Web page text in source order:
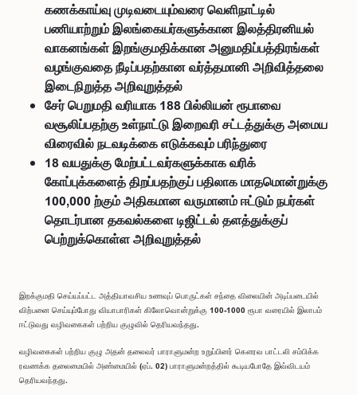
கணக்காய்வு முடிவடையும்வரை வெளிநாட்டில்
பணியாற்றும் இலங்கையர்களுக்கான இலத்திரனியல்
வாகனங்கள் இறங்குமதிக்கான அனுமதிப்பத்திரங்கள்
வழங்குவதை நீடிப்பதற்கான வர்த்தமானி அறிவித்தலை
இடைநிறுத்த அறிவுறுத்தல்
சேர் பெறுமதி வரியாக 188 பில்லியன் ரூபாவை
வசூலிப்பதற்கு உள்நாட்டு இறைவரி சட்டத்துக்கு அமைய
விரைவில் நடவடிக்கை எடுக்கவும் பரிந்துரை
18 வயதுக்கு மேற்பட்டவர்களுக்காக வரிக்
கோப்புக்களைத் திறப்பதற்குப் பதிலாக மாதமொன்றுக்கு
100,000 ற்கும் அதிகமான வருமானம் ஈட்டும் நபர்கள்
தொடர்பான தகவல்களை டிஜிட்டல் தளத்துக்குப்
பெற்றுக்கொள்ள அறிவுறுத்தல்
இறக்குமதி செய்யப்பட்ட அத்தியாவசிய உணவுப் பொருட்கள் சந்தை விலையின் அடிப்படையில்
விற்பனை செய்யும்போது வியாபாரிகள் கிலோவொன்றுக்கு 100-1000 ரூபா வரையில் இலாபம்
ஈட்டுவது வழிவகைகள் பற்றிய குழுவில் தெரியவந்தது.
வழிவகைகள் பற்றிய குழு அதன் தலைவர் பாராளுமன்ற உறுப்பினர் கௌரவ பாட்டலி சம்பிக்க
ரவணக்க தலைமையில் அண்மையில் (ஏப். 02) பாராளுமன்றத்தில் கூடியபோதே இவ்விடயம்
தெரியவந்தது.